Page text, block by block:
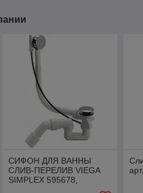
СИФОН ДЛЯ ВАННЫ
СЛИВ-ПЕРЕЛИВ VIEGA
SIMPLEX 595678,